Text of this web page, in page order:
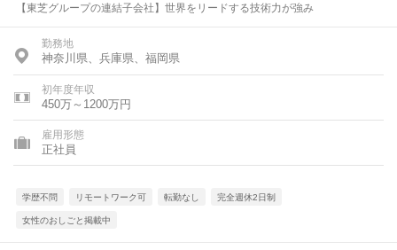
【東芝グループの連結子会社】世界をリードする技術力が強み
勤務地
神奈川県、兵庫県、福岡県
初年度年収
450万～1200万円
雇用形態
正社員
学歴不問 リモートワーク可 転勤なし 完全週休2日制
女性のおしごと掲載中